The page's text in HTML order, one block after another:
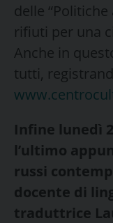
delle
rifiuti per una
Anche in
tutti,
Infine lunedì
l’ultimo
russi
docente di
traduttrice